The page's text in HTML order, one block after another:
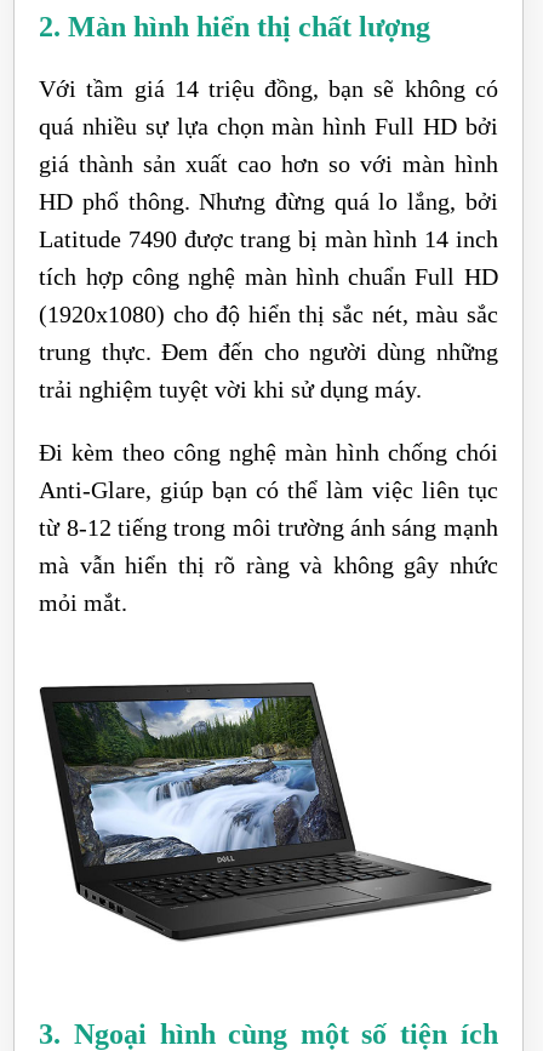
2. Màn hình hiển thị chất lượng
Với tầm giá 14 triệu đồng, bạn sẽ không có
quá nhiều sự lựa chọn màn hình Full HD bởi
giá thành sản xuất cao hơn so với màn hình
HD phổ thông. Nhưng đừng quá lo lắng, bởi
Latitude 7490 được trang bị màn hình 14 inch
tích hợp công nghệ màn hình chuẩn Full HD
(1920x1080) cho độ hiển thị sắc nét, màu sắc
trung thực. Đem đến cho người dùng những
trải nghiệm tuyệt vời khi sử dụng máy.
Đi kèm theo công nghệ màn hình chống chói
Anti-Glare, giúp bạn có thể làm việc liên tục
từ 8-12 tiếng trong môi trường ánh sáng mạnh
mà vẫn hiển thị rõ ràng và không gây nhức
mỏi mắt.
3. Ngoại hình cùng một số tiện ích